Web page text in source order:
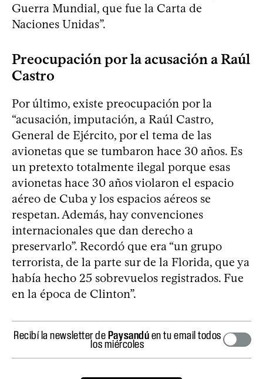
Guerra Mundial, que fue la Carta de
Naciones Unidas”.
Preocupación por la acusación a Raúl
Castro
Por último, existe preocupación por la
“acusación, imputación, a Raúl Castro,
General de Ejército, por el tema de las
avionetas que se tumbaron hace 30 años. Es
un pretexto totalmente ilegal porque esas
avionetas hace 30 años violaron el espacio
aéreo de Cuba y los espacios aéreos se
respetan. Además, hay convenciones
internacionales que dan derecho a
preservarlo”. Recordó que era “un grupo
terrorista, de la parte sur de la Florida, que ya
había hecho 25 sobrevuelos registrados. Fue
en la época de Clinton”.
Recibí la newsletter dePaysandúen tu email todos
los miércoles